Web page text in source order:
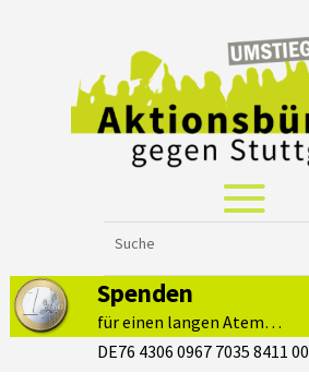
Spenden
für einen langen Atem…
DE76 4306 0967 7035 8411 00